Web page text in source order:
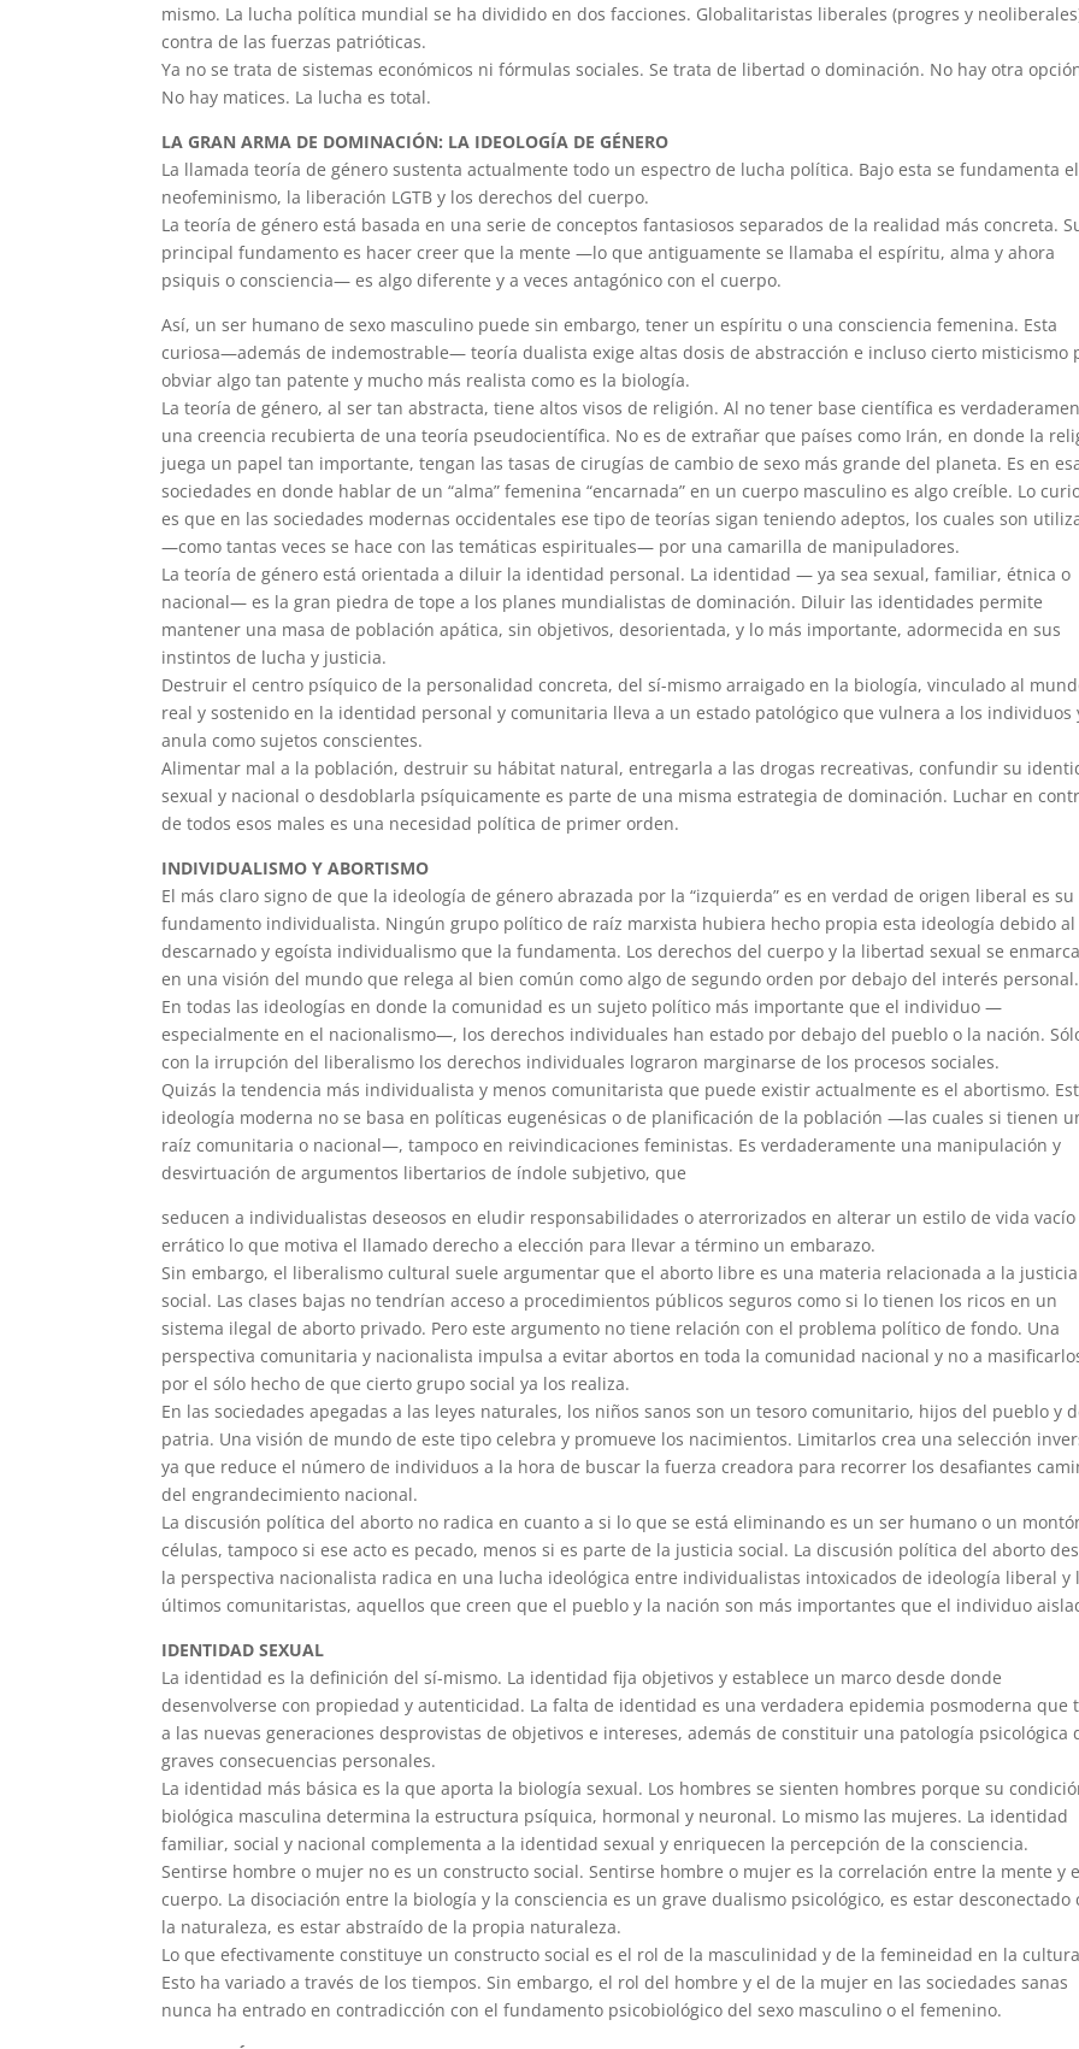
mismo. La lucha política mundial se ha dividido en dos facciones. Globalitaristas liberales (progres y
contra de las fuerzas patrióticas.
Ya no se trata de sistemas económicos ni fórmulas sociales. Se trata de libertad o dominación. No hay otra
No hay matices. La lucha es total.
LA GRAN ARMA DE DOMINACIÓN: LA IDEOLOGÍA DE GÉNERO
La llamada teoría de género sustenta actualmente todo un espectro de lucha política. Bajo esta se fundamenta el
neofeminismo, la liberación LGTB y los derechos del cuerpo.
La teoría de género está basada en una serie de conceptos fantasiosos separados de la realidad más concreta.
principal fundamento es hacer creer que la mente —lo que antiguamente se llamaba el espíritu, alma y ahora
psiquis o consciencia— es algo diferente y a veces antagónico con el cuerpo.
Así, un ser humano de sexo masculino puede sin embargo, tener un espíritu o una consciencia femenina. Esta
curiosa—además de indemostrable— teoría dualista exige altas dosis de abstracción e incluso cierto misticismo
obviar algo tan patente y mucho más realista como es la biología.
La teoría de género, al ser tan abstracta, tiene altos visos de religión. Al no tener base científica es
una creencia recubierta de una teoría pseudocientífica. No es de extrañar que países como Irán, en donde la
juega un papel tan importante, tengan las tasas de cirugías de cambio de sexo más grande del planeta. Es en
sociedades en donde hablar de un “alma” femenina “encarnada” en un cuerpo masculino es algo creíble. Lo
es que en las sociedades modernas occidentales ese tipo de teorías sigan teniendo adeptos, los cuales son
—como tantas veces se hace con las temáticas espirituales— por una camarilla de manipuladores.
La teoría de género está orientada a diluir la identidad personal. La identidad — ya sea sexual, familiar, étnica o
nacional— es la gran piedra de tope a los planes mundialistas de dominación. Diluir las identidades permite
mantener una masa de población apática, sin objetivos, desorientada, y lo más importante, adormecida en sus
instintos de lucha y justicia.
Destruir el centro psíquico de la personalidad concreta, del sí-mismo arraigado en la biología, vinculado al
real y sostenido en la identidad personal y comunitaria lleva a un estado patológico que vulnera a los individuos
anula como sujetos conscientes.
Alimentar mal a la población, destruir su hábitat natural, entregarla a las drogas recreativas, confundir su
sexual y nacional o desdoblarla psíquicamente es parte de una misma estrategia de dominación. Luchar en
de todos esos males es una necesidad política de primer orden.
INDIVIDUALISMO Y ABORTISMO
El más claro signo de que la ideología de género abrazada por la “izquierda” es en verdad de origen liberal es su
fundamento individualista. Ningún grupo político de raíz marxista hubiera hecho propia esta ideología debido al
descarnado y egoísta individualismo que la fundamenta. Los derechos del cuerpo y la libertad sexual se
en una visión del mundo que relega al bien común como algo de segundo orden por debajo del interés personal.
En todas las ideologías en donde la comunidad es un sujeto político más importante que el individuo —
especialmente en el nacionalismo—, los derechos individuales han estado por debajo del pueblo o la nación.
con la irrupción del liberalismo los derechos individuales lograron marginarse de los procesos sociales.
Quizás la tendencia más individualista y menos comunitarista que puede existir actualmente es el abortismo.
ideología moderna no se basa en políticas eugenésicas o de planificación de la población —las cuales si tienen
raíz comunitaria o nacional—, tampoco en reivindicaciones feministas. Es verdaderamente una manipulación y
desvirtuación de argumentos libertarios de índole subjetivo, que
seducen a individualistas deseosos en eludir responsabilidades o aterrorizados en alterar un estilo de vida vacío
errático lo que motiva el llamado derecho a elección para llevar a término un embarazo.
Sin embargo, el liberalismo cultural suele argumentar que el aborto libre es una materia relacionada a la justicia
social. Las clases bajas no tendrían acceso a procedimientos públicos seguros como si lo tienen los ricos en un
sistema ilegal de aborto privado. Pero este argumento no tiene relación con el problema político de fondo. Una
perspectiva comunitaria y nacionalista impulsa a evitar abortos en toda la comunidad nacional y no a
por el sólo hecho de que cierto grupo social ya los realiza.
En las sociedades apegadas a las leyes naturales, los niños sanos son un tesoro comunitario, hijos del pueblo y
patria. Una visión de mundo de este tipo celebra y promueve los nacimientos. Limitarlos crea una selección
ya que reduce el número de individuos a la hora de buscar la fuerza creadora para recorrer los desafiantes
del engrandecimiento nacional.
La discusión política del aborto no radica en cuanto a si lo que se está eliminando es un ser humano o un
células, tampoco si ese acto es pecado, menos si es parte de la justicia social. La discusión política del aborto
la perspectiva nacionalista radica en una lucha ideológica entre individualistas intoxicados de ideología liberal y
últimos comunitaristas, aquellos que creen que el pueblo y la nación son más importantes que el individuo
IDENTIDAD SEXUAL
La identidad es la definición del sí-mismo. La identidad fija objetivos y establece un marco desde donde
desenvolverse con propiedad y autenticidad. La falta de identidad es una verdadera epidemia posmoderna que
a las nuevas generaciones desprovistas de objetivos e intereses, además de constituir una patología psicológica
graves consecuencias personales.
La identidad más básica es la que aporta la biología sexual. Los hombres se sienten hombres porque su
biológica masculina determina la estructura psíquica, hormonal y neuronal. Lo mismo las mujeres. La identidad
familiar, social y nacional complementa a la identidad sexual y enriquecen la percepción de la consciencia.
Sentirse hombre o mujer no es un constructo social. Sentirse hombre o mujer es la correlación entre la mente y
cuerpo. La disociación entre la biología y la consciencia es un grave dualismo psicológico, es estar desconectado
la naturaleza, es estar abstraído de la propia naturaleza.
Lo que efectivamente constituye un constructo social es el rol de la masculinidad y de la femineidad en la
Esto ha variado a través de los tiempos. Sin embargo, el rol del hombre y el de la mujer en las sociedades sanas
nunca ha entrado en contradicción con el fundamento psicobiológico del sexo masculino o el femenino.